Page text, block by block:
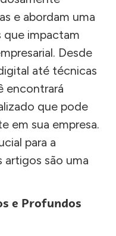
e abordam uma
que impactam
Desde
até técnicas
encontrará
que pode
em sua empresa.
para a
são uma
e Profundos